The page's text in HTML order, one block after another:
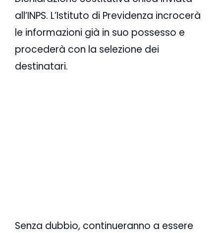
all’INPS. L’Istituto di Previdenza incrocerà
le informazioni già in suo possesso e
procederà con la selezione dei
destinatari.
Senza dubbio, continueranno a essere